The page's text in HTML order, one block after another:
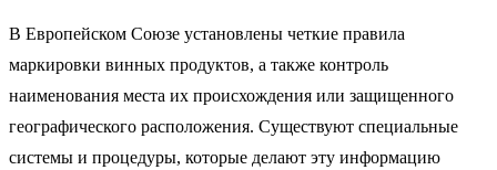
В Европейском Союзе установлены четкие правила
маркировки винных продуктов, а также контроль
наименования места их происхождения или защищенного
географического расположения. Существуют специальные
системы и процедуры, которые делают эту информацию